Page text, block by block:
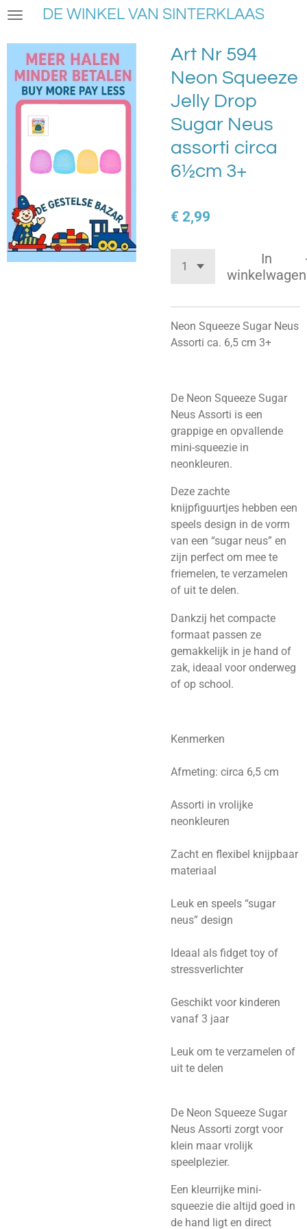
Ga
naar
hoofdinhoud
DE WINKEL VAN SINTERKLAAS
Art Nr 594
Neon Squeeze
Jelly Drop
Sugar Neus
assorti circa
6½cm 3+
€ 2,99
In
winkelwagen
Neon Squeeze Sugar Neus
Assorti ca. 6,5 cm 3+
De Neon Squeeze Sugar
Neus Assorti is een
grappige en opvallende
mini-squeezie in
neonkleuren.
Deze zachte
knijpfiguurtjes hebben een
speels design in de vorm
van een “sugar neus” en
zijn perfect om mee te
friemelen, te verzamelen
of uit te delen.
Dankzij het compacte
formaat passen ze
gemakkelijk in je hand of
zak, ideaal voor onderweg
of op school.
Kenmerken
Afmeting: circa 6,5 cm
Assorti in vrolijke
neonkleuren
Zacht en flexibel knijpbaar
materiaal
Leuk en speels “sugar
neus” design
Ideaal als fidget toy of
stressverlichter
Geschikt voor kinderen
vanaf 3 jaar
Leuk om te verzamelen of
uit te delen
De Neon Squeeze Sugar
Neus Assorti zorgt voor
klein maar vrolijk
speelplezier.
Een kleurrijke mini-
squeezie die altijd goed in
de hand ligt en direct